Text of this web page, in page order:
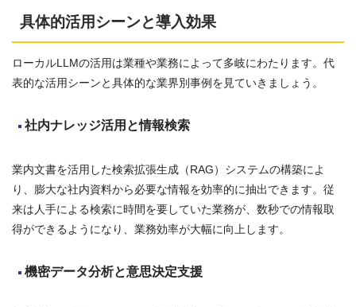
具体的活用シーンと導入効果
ローカルLLMの活用は業種や業務によって多岐にわたります。代
表的な活用シーンと具体的な業界別事例を見ていきましょう。
社内ナレッジ活用と情報検索
業内文書を活用した検索拡張生成（RAG）システムの構築によ
り、膨大な社内資料から必要な情報を効率的に抽出できます。従
来は人手による検索に時間を要していた業務が、数秒での情報取
得ができるようになり、業務効率が大幅に向上します。
機密データ分析と意思決定支援